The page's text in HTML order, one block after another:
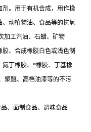
。用于有机合成，用作橡
动植物油、食品等的抗氧
加工汽油、石蜡、矿物
、合成橡胶白色或浅色制
氮丁橡胶、*橡胶、丁基橡
聚醚、高档油漆等的不污
、面制食品、调味食品